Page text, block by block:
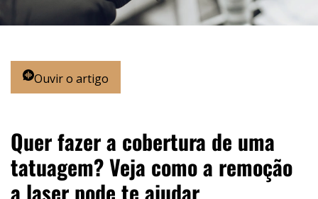
Ouvir o artigo
Quer fazer a cobertura de uma
tatuagem? Veja como a remoção
a laser pode te ajudar